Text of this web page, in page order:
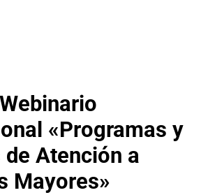
Actividades
Boletín
Prácticas
«Programas y
Atención a
Mayores»